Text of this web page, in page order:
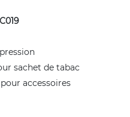
sachet de tabac
accessoires